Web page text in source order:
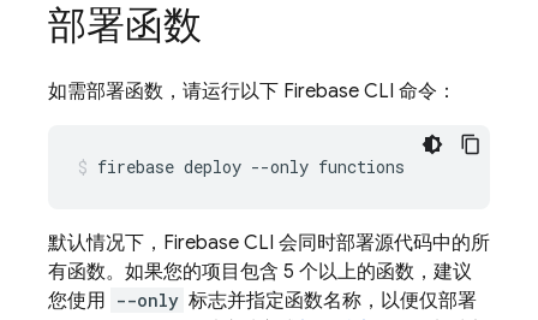
部署函数
如需部署函数，请运行以下 Firebase CLI 命令：
默认情况下， Firebase CLI 会同时部署源代码中的所
有函数。如果您的项目包含 5 个以上的函数，建议
您使用 --only 标志并指定函数名称，以便仅部署